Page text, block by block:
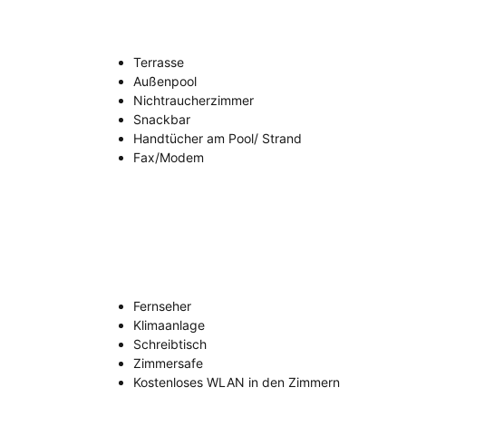
Terrasse
Außenpool
Nichtraucherzimmer
Snackbar
Handtücher am Pool/ Strand
Fax/Modem
Fernseher
Klimaanlage
Schreibtisch
Zimmersafe
Kostenloses WLAN in den Zimmern